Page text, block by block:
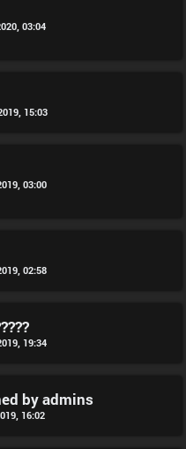
03:04
15:03
03:00
02:58
19:34
by admins
16:02